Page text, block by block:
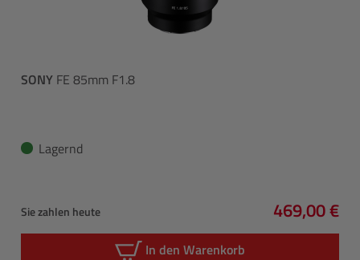
SONY FE 85mm F1.8
Lagernd
Sie zahlen heute
Regulärer
469,00 €
In den Warenkorb